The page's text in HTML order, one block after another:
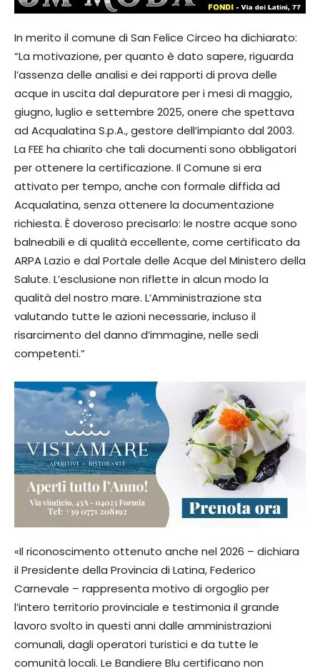
In merito il comune di San Felice Circeo ha dichiarato:
“La motivazione, per quanto è dato sapere, riguarda
l’assenza delle analisi e dei rapporti di prova delle
acque in uscita dal depuratore per i mesi di maggio,
giugno, luglio e settembre 2025, onere che spettava
ad Acqualatina S.p.A., gestore dell’impianto dal 2003.
La FEE ha chiarito che tali documenti sono obbligatori
per ottenere la certificazione. Il Comune si era
attivato per tempo, anche con formale diffida ad
Acqualatina, senza ottenere la documentazione
richiesta. È doveroso precisarlo: le nostre acque sono
balneabili e di qualità eccellente, come certificato da
ARPA Lazio e dal Portale delle Acque del Ministero della
Salute. L’esclusione non riflette in alcun modo la
qualità del nostro mare. L’Amministrazione sta
valutando tutte le azioni necessarie, incluso il
risarcimento del danno d’immagine, nelle sedi
competenti.”
«Il riconoscimento ottenuto anche nel 2026 – dichiara
il Presidente della Provincia di Latina, Federico
Carnevale – rappresenta motivo di orgoglio per
l’intero territorio provinciale e testimonia il grande
lavoro svolto in questi anni dalle amministrazioni
comunali, dagli operatori turistici e da tutte le
comunità locali. Le Bandiere Blu certificano non